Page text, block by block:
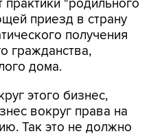
"родильного
приезд в страну
получения
гражданства,
дома.
этого бизнес,
вокруг права на
Так это не должно